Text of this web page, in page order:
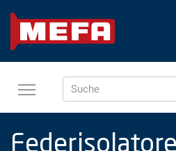
Suche